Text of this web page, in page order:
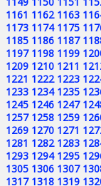
1161 1162 1163
1173 1174 1175
1185 1186 1187
1197 1198 1199
1209 1210 1211
1221 1222 1223
1233 1234 1235
1245 1246 1247
1257 1258 1259
1269 1270 1271
1281 1282 1283
1293 1294 1295
1305 1306 1307
1317 1318 1319